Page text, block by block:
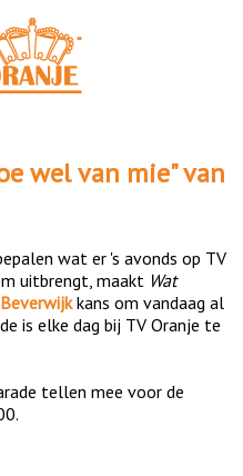
wel van mie" van
wat er 's avonds op TV
uitbrengt, maakt Wat
kans om vandaag al
is elke dag bij TV Oranje te
tellen mee voor de